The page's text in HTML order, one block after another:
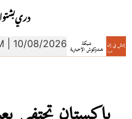
بشتودري
| 10/08/2026